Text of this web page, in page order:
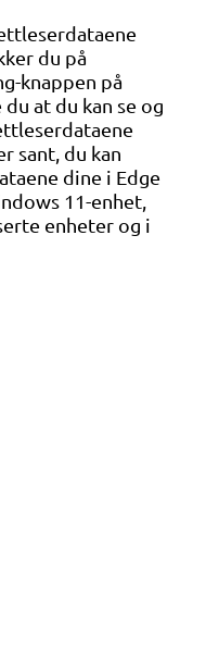
du på
knappen på
at du kan se og
sant, du kan
dine i Edge
11-enhet,
enheter og i